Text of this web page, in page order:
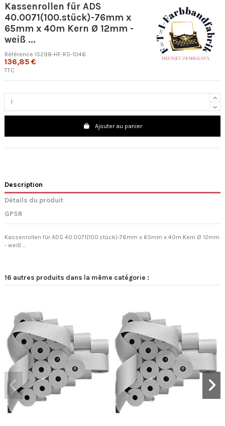
Kassenrollen für ADS
40.0071(100.stück)-76mm x
65mm x 40m Kern Ø 12mm -
weiß ...
Référence 15298-HF-RS-1046
136,85 €
TTC
Ajouter au panier
Description
Détails du produit
GPSR
Kassenrollen für ADS 40.0071(100.stück)-76mm x 65mm x 40m Kern Ø 12mm
- weiß ...
16 autres produits dans la même catégorie :